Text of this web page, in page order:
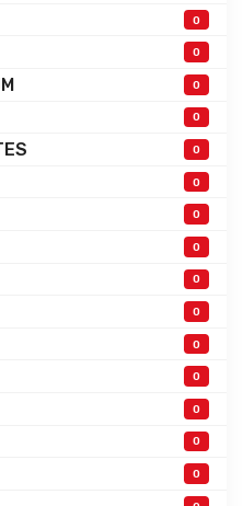
0
0
0
0
0
0
0
0
0
0
0
0
0
0
0